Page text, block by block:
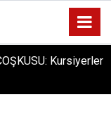
Kursiyerler